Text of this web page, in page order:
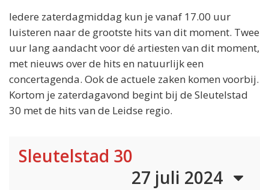
Iedere zaterdagmiddag kun je vanaf 17.00 uur
luisteren naar de grootste hits van dit moment. Twee
uur lang aandacht voor dé artiesten van dit moment,
met nieuws over de hits en natuurlijk een
concertagenda. Ook de actuele zaken komen voorbij.
Kortom je zaterdagavond begint bij de Sleutelstad
30 met de hits van de Leidse regio.
Sleutelstad 30
27 juli 2024